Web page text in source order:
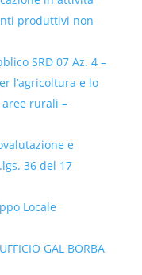
produttivi non
SRD 07 Az. 4 –
l’agricoltura e lo
rurali –
e
36 del 17
Locale
GAL BORBA